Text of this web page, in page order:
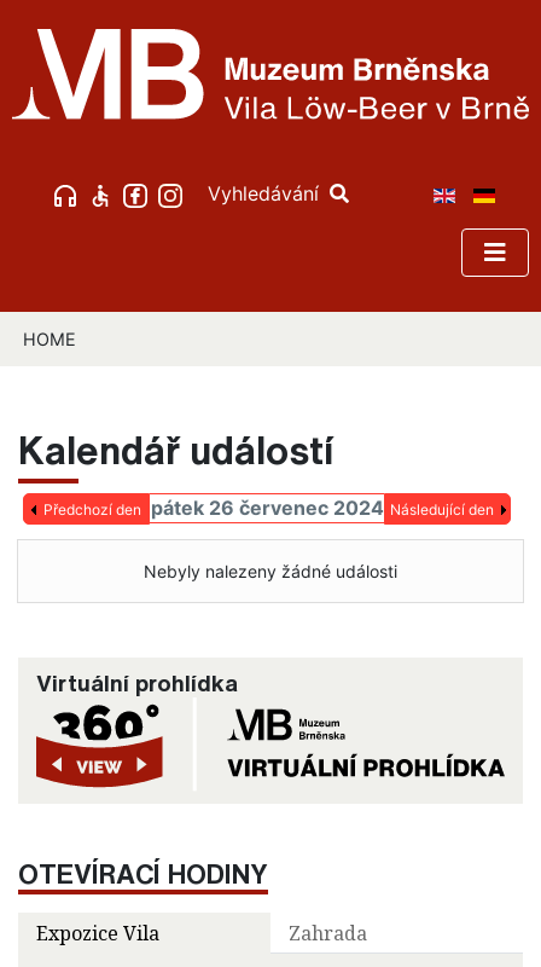
Vyhledávání
HOME
Kalendář událostí
Předchozí den pátek 26 červenec 2024 Následující den
Nebyly nalezeny žádné události
Virtuální prohlídka
OTEVÍRACÍ HODINY
Expozice Vila Zahrada